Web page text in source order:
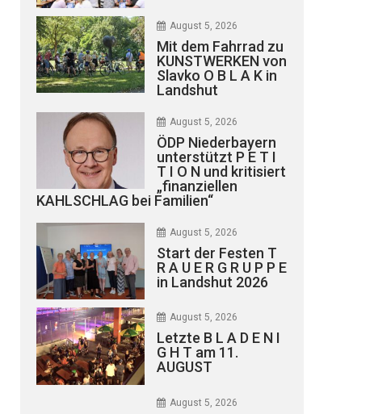
August 5, 2026
Mit dem Fahrrad zu
KUNSTWERKEN von
Slavko O B L A K in
Landshut
August 5, 2026
ÖDP Niederbayern
unterstützt P E T I
T I O N und kritisiert
„finanziellen
KAHLSCHLAG bei Familien“
August 5, 2026
Start der Festen T
R A U E R G R U P P E
in Landshut 2026
August 5, 2026
Letzte B L A D E N I
G H T am 11.
AUGUST
August 5, 2026